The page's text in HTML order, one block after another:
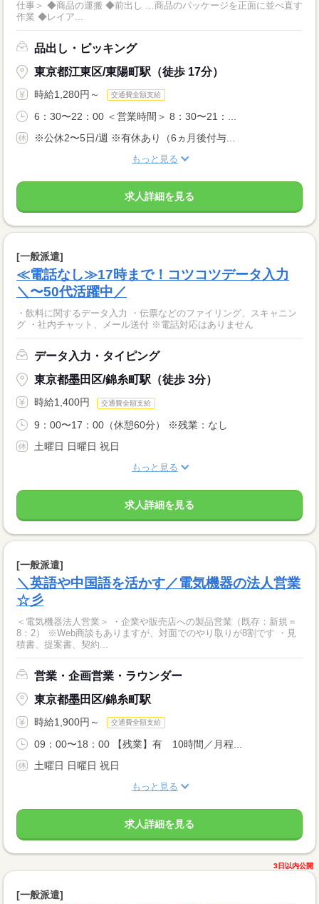
仕事＞ ◆商品の運搬 ◆前出し …商品のパッケージを正面に並べ直す
作業 ◆レイア...
品出し・ピッキング
東京都江東区/東陽町駅（徒歩 17分）
時給1,280円～ 交通費全額支給
6：30〜22：00 ＜営業時間＞ 8：30〜21：...
※公休2〜5日/週 ※有休あり（6ヵ月後付与...
もっと見る
求人詳細を見る
[一般派遣]
≪電話なし≫17時まで！コツコツデータ入力
＼〜50代活躍中／
・飲料に関するデータ入力 ・伝票などのファイリング、スキャニン
グ ・社内チャット、メール送付 ※電話対応はありません
データ入力・タイピング
東京都墨田区/錦糸町駅（徒歩 3分）
時給1,400円 交通費全額支給
9：00〜17：00（休憩60分） ※残業：なし
土曜日 日曜日 祝日
もっと見る
求人詳細を見る
[一般派遣]
＼英語や中国語を活かす／電気機器の法人営業
☆彡
＜電気機器法人営業＞ ・企業や販売店への製品営業（既存：新規＝
8：2） ※Web商談もありますが、対面でのやり取りが8割です ・見
積書、提案書、契約...
営業・企画営業・ラウンダー
東京都墨田区/錦糸町駅
時給1,900円～ 交通費全額支給
09：00〜18：00 【残業】有 10時間／月程...
土曜日 日曜日 祝日
もっと見る
求人詳細を見る
3日以内公開
[一般派遣]